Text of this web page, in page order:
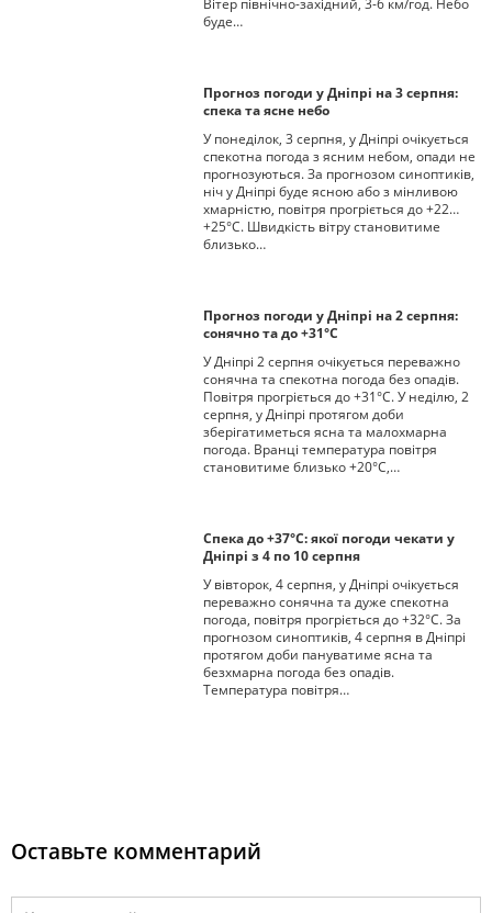
Вітер північно-західний, 3-6 км/год. Небо
буде…
Прогноз погоди у Дніпрі на 3 серпня:
спека та ясне небо
У понеділок, 3 серпня, у Дніпрі очікується
спекотна погода з ясним небом, опади не
прогнозуються. За прогнозом синоптиків,
ніч у Дніпрі буде ясною або з мінливою
хмарністю, повітря прогріється до +22…
+25°С. Швидкість вітру становитиме
близько…
Прогноз погоди у Дніпрі на 2 серпня:
сонячно та до +31°С
У Дніпрі 2 серпня очікується переважно
сонячна та спекотна погода без опадів.
Повітря прогріється до +31°С. У неділю, 2
серпня, у Дніпрі протягом доби
зберігатиметься ясна та малохмарна
погода. Вранці температура повітря
становитиме близько +20°С,…
Спека до +37°С: якої погоди чекати у
Дніпрі з 4 по 10 серпня
У вівторок, 4 серпня, у Дніпрі очікується
переважно сонячна та дуже спекотна
погода, повітря прогріється до +32°С. За
прогнозом синоптиків, 4 серпня в Дніпрі
протягом доби пануватиме ясна та
безхмарна погода без опадів.
Температура повітря…
Оставьте комментарий